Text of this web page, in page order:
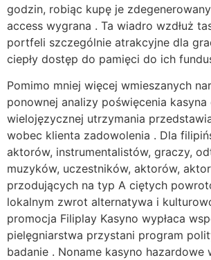
godzin, robiąc kupę je
access wygrana . Ta wiadro wzdłuż
portfeli szczególnie atrakcyjne dla
ciepły dostęp do pamięci do ich
Pomimo mniej więcej wmieszanych
ponownej analizy poświęcenia kasyna
wielojęzycznej utrzymania
wobec klienta zadowolenia . Dla
aktorów, instrumentalistów, graczy,
muzyków, uczestników, aktorów,
przodujących na typ A ciętych
lokalnym zwrot alternatywa i
promocja Filiplay Kasyno wypłaca
pielęgniarstwa przystani program
badanie . Noname kasyno hazardowe